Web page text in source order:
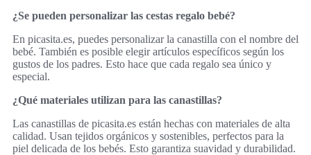
¿Se pueden personalizar las cestas regalo bebé?
En picasita.es, puedes personalizar la canastilla con el nombre del
bebé. También es posible elegir artículos específicos según los
gustos de los padres. Esto hace que cada regalo sea único y
especial.
¿Qué materiales utilizan para las canastillas?
Las canastillas de picasita.es están hechas con materiales de alta
calidad. Usan tejidos orgánicos y sostenibles, perfectos para la
piel delicada de los bebés. Esto garantiza suavidad y durabilidad.